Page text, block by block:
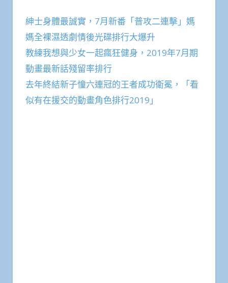
紳士身體最誠實，7月新番「普攻二連擊」媽
媽全裸濕透劇情後光碟排行大爆升
教練我想與少女一起瘋狂健身，2019年7月期
動畫最新話殘留率排行
去年終結新子憧六連冠的王者成功衛冕，「看
似有在援交的動畫角色排行2019」